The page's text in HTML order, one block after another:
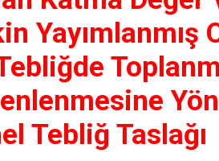
Yayımlanmış
Tebliğ Taslağı